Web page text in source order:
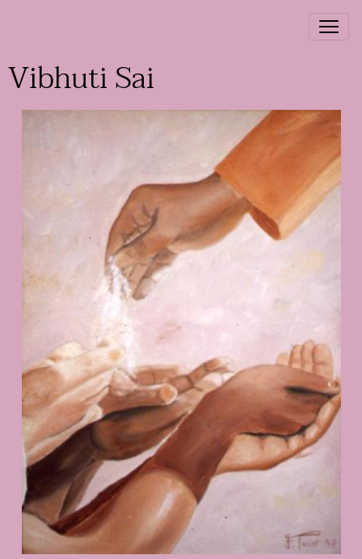
Vibhuti Sai